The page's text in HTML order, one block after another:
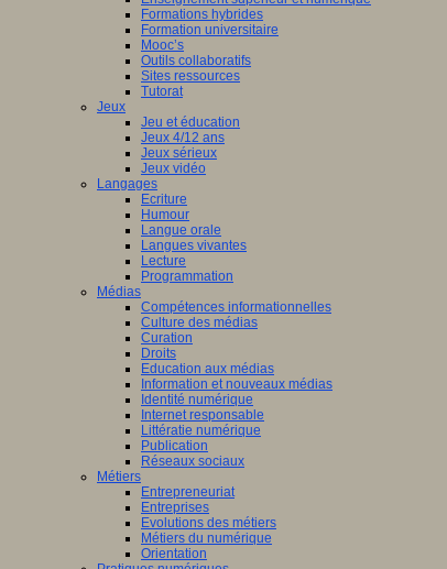
Formations hybrides
Formation universitaire
Mooc’s
Outils collaboratifs
Sites ressources
Tutorat
Jeux
Jeu et éducation
Jeux 4/12 ans
Jeux sérieux
Jeux vidéo
Langages
Ecriture
Humour
Langue orale
Langues vivantes
Lecture
Programmation
Médias
Compétences informationnelles
Culture des médias
Curation
Droits
Education aux médias
Information et nouveaux médias
Identité numérique
Internet responsable
Littératie numérique
Publication
Réseaux sociaux
Métiers
Entrepreneuriat
Entreprises
Evolutions des métiers
Métiers du numérique
Orientation